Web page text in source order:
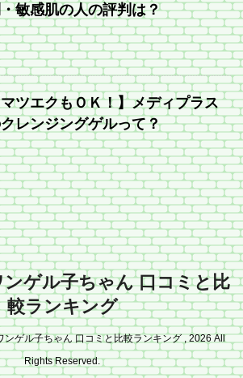
敏感肌の人の評判は？
ツエクもＯＫ！】メディプラス
レンジングゲルって？
ゲル子ちゃん 口コミと比
較ランキング
ンゲル子ちゃん 口コミと比較ランキング , 2026 All
Rights Reserved.